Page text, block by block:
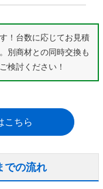
！台数に応じてお見積
別商材との同時交換も
検討ください！
こちら
での流れ